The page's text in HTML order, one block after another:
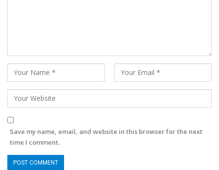
Save my name, email, and website in this browser for the next
time I comment.